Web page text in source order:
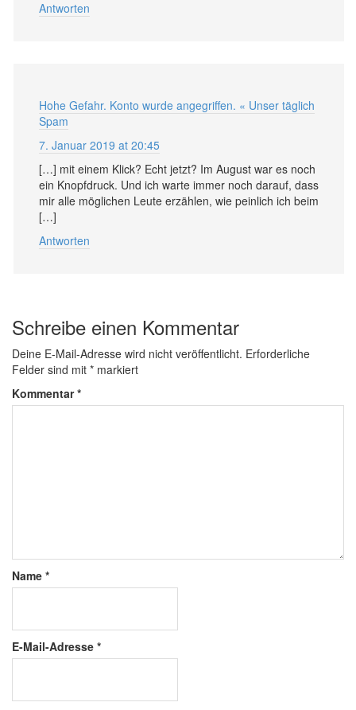
Antworten
Hohe Gefahr. Konto wurde angegriffen. « Unser täglich
Spam
7. Januar 2019 at 20:45
[…] mit einem Klick? Echt jetzt? Im August war es noch
ein Knopfdruck. Und ich warte immer noch darauf, dass
mir alle möglichen Leute erzählen, wie peinlich ich beim
[…]
Antworten
Schreibe einen Kommentar
Deine E-Mail-Adresse wird nicht veröffentlicht. Erforderliche
Felder sind mit * markiert
Kommentar*
Name *
E-Mail-Adresse *